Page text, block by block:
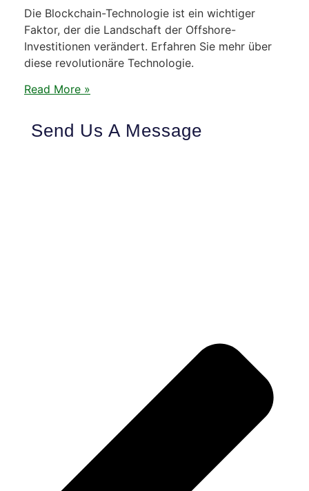
Die Blockchain-Technologie ist ein wichtiger
Faktor, der die Landschaft der Offshore-
Investitionen verändert. Erfahren Sie mehr über
diese revolutionäre Technologie.
Read More »
Send Us A Message